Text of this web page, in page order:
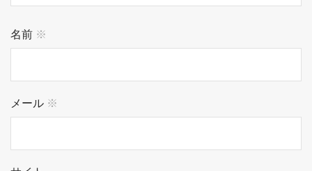
名前 ※
メール ※